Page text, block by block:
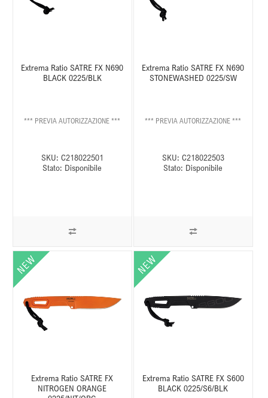
Extrema Ratio SATRE FX N690
BLACK 0225/BLK
*** PREVIA AUTORIZZAZIONE ***
SKU: C218022501
Stato: Disponibile
Extrema Ratio SATRE FX N690
STONEWASHED 0225/SW
*** PREVIA AUTORIZZAZIONE ***
SKU: C218022503
Stato: Disponibile
Extrema Ratio SATRE FX
NITROGEN ORANGE
Extrema Ratio SATRE FX S600
BLACK 0225/S6/BLK